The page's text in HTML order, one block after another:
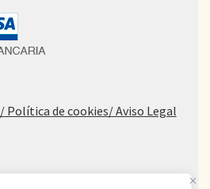
/ Política de cookies/ Aviso Legal